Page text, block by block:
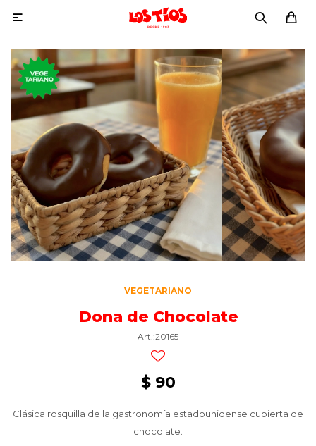

VEGETARIANO
Dona de Chocolate
20165
$ 90
Clásica rosquilla de la gastronomía estadounidense cubierta de
chocolate.